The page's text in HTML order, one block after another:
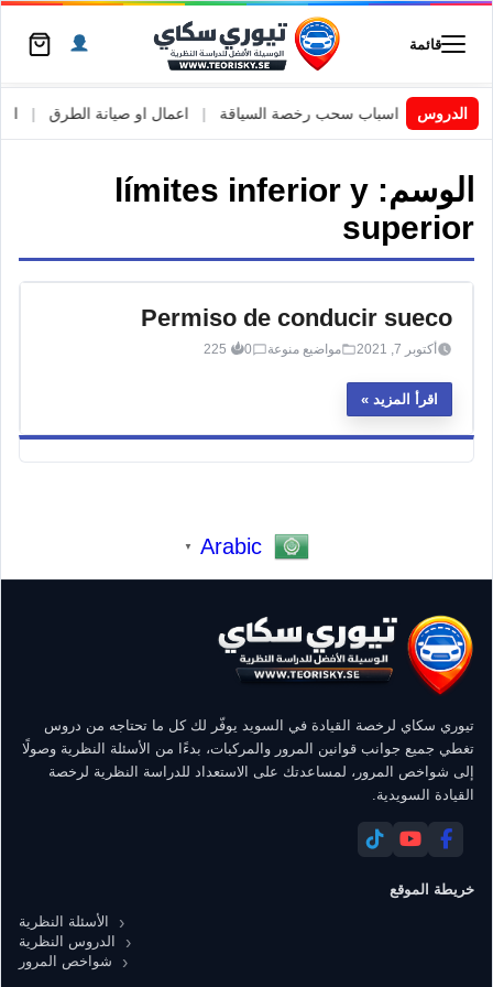
قائمة
الدروسالسويد | اسباب سحب رخصة السياقة اعمال او صيانة الطرق
الوسم: límites inferior y
superior
Permiso de conducir sueco
أكتوبر 7, 2021 مواضيع منوعة 0
225
اقرأ المزيد
Arabic
▼
تيوري سكاي لرخصة القيادة في السويد يوفّر لك كل ما تحتاجه من دروس
تغطي جميع جوانب قوانين المرور والمركبات، بدءًا من الأسئلة النظرية وصولًا
إلى شواخص المرور، لمساعدتك على الاستعداد للدراسة النظرية لرخصة
القيادة السويدية.
خريطة الموقع
الأسئلة النظرية
الدروس النظرية
شواخص المرور